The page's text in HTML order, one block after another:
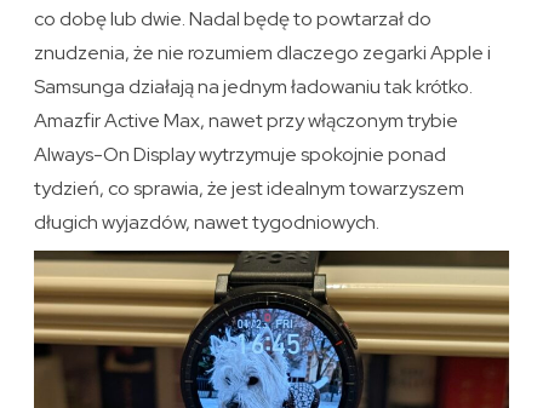
co dobę lub dwie. Nadal będę to powtarzał do
znudzenia, że nie rozumiem dlaczego zegarki Apple i
Samsunga działają na jednym ładowaniu tak krótko.
Amazfir Active Max, nawet przy włączonym trybie
Always-On Display wytrzymuje spokojnie ponad
tydzień, co sprawia, że jest idealnym towarzyszem
długich wyjazdów, nawet tygodniowych.